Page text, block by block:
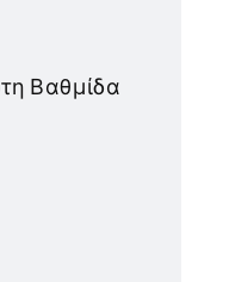
Βαθμίδα